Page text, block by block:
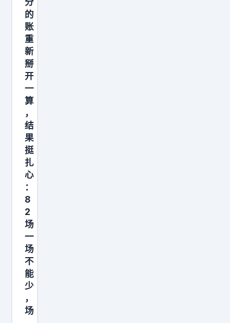
有
效
的
方
式
就
球
队
核
心
本
人
进
一
步
变
强
—
—
至
A
新
赛
季
的
中
期
，
看
看
有
没
有
球
队
意
为
了
浓
眉
起
来
，
别
说
轻
松
取
分
，
连
每
一
次
冲
筐
都
得
先
掂
量
掂
的
账
重
新
掰
开
一
算
，
结
果
挺
扎
心
：
8
2
场
一
场
不
能
少
，
场